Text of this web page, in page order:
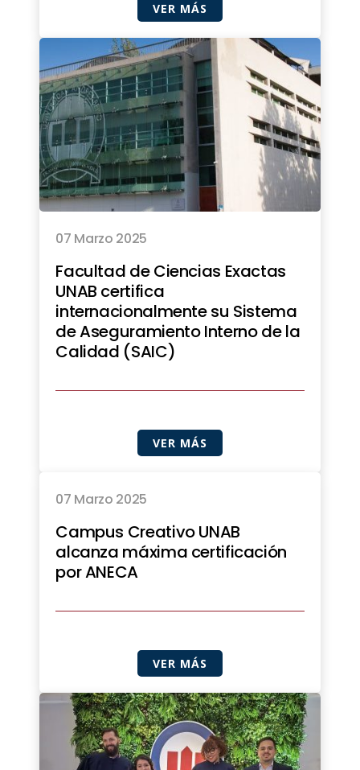
VER MÁS
07 Marzo 2025
Facultad de Ciencias Exactas
UNAB certifica
internacionalmente su Sistema
de Aseguramiento Interno de la
Calidad (SAIC)
VER MÁS
07 Marzo 2025
Campus Creativo UNAB
alcanza máxima certificación
por ANECA
VER MÁS